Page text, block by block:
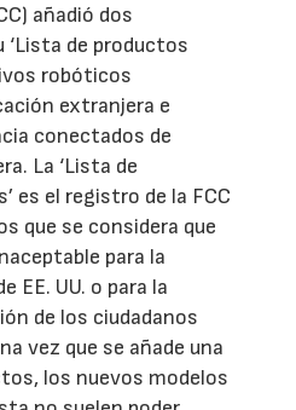
añadió dos
de productos
robóticos
extranjera e
conectados de
La ‘Lista de
es el registro de la FCC
que se considera que
para la
EE. UU. o para la
de los ciudadanos
vez que se añade una
los nuevos modelos